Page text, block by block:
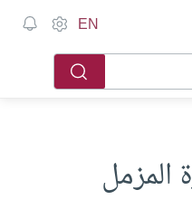
EN
المزمل